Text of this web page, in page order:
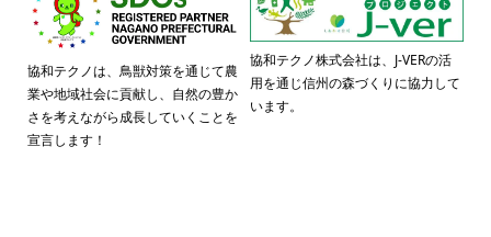
協和テクノは、鳥獣対策を通じて農
業や地域社会に貢献し、自然の豊か
さを考えながら成長していくことを
宣言します！
協和テクノ株式会社は、J-VERの活
用を通じ信州の森づくりに協力して
います。